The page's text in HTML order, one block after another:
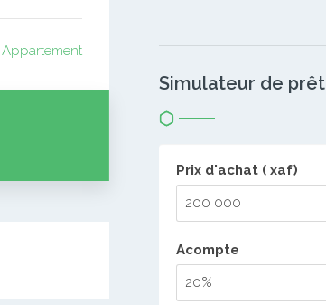
Appartement
Simulateur de prêt
Prix d'achat ( xaf)
Acompte